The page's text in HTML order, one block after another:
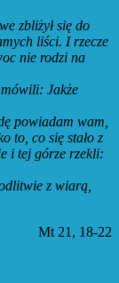
zbliżył się do
liści. I rzecze
nie rodzi na
Jakże
powiadam wam,
to, co się stało z
i tej górze rzekli:
z wiarą,
Mt 21, 18-22